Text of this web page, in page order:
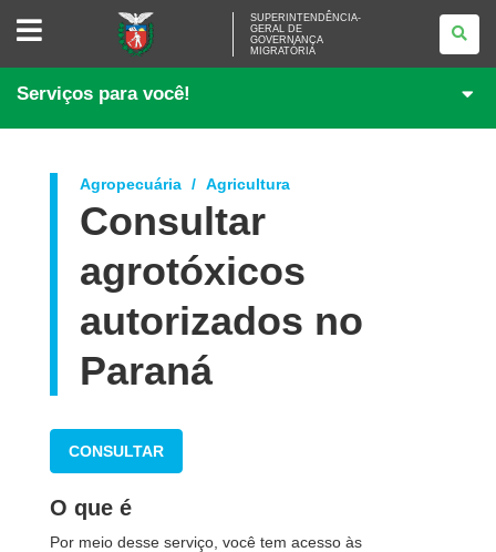
SUPERINTENDÊNCIA-
GOVERNANÇA
SUPERINTENDÊNCIA-
GERAL DE
GOVERNANÇA
MIGRATÓRIA
Serviços para você!
Agropecuária Agricultura
Consultar
agrotóxicos
autorizados no
Paraná
CONSULTAR
O que é
Por meio desse serviço, você tem acesso às